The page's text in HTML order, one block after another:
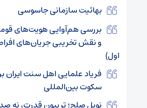
بهائیت سازمانی جاسوسی
بررسی هم‌آوایی هویت‌‌های
و نقش تخریبی جریان‌های
اول)
فریاد علمایی اهل سنت ایران
سکوت بین‌المللی
نوبل صلح؛ تریبون قدرت، نه